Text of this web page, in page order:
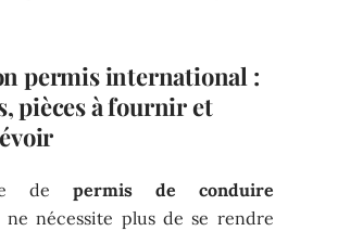
permis international :
pièces à fournir et
de permis de conduire
ne nécessite plus de se rendre